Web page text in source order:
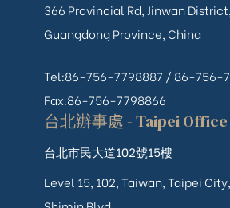
366 Provincial Rd, Jinwan
Guangdong Province, China
Tel:86-756-7798887 / 86-756-
Fax:86-756-7798866
台北辦事處 - Taipei Office
台北市民大道102號15樓
Level 15, 102, Taiwan, Taipei